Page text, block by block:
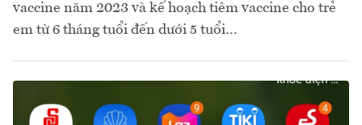
vaccine năm 2023 và kế hoạch tiêm vaccine cho trẻ
em từ 6 tháng tuổi đến dưới 5 tuổi…